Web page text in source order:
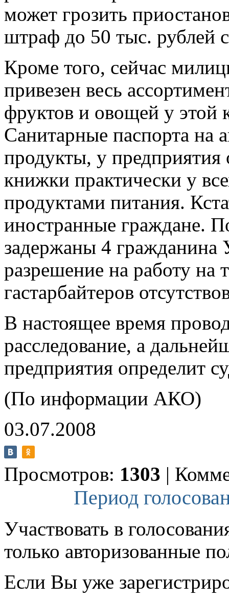
может грозить
штраф до 50 тыс. рублей
Кроме того, сейчас
привезен весь
фруктов и овощей у этой
Санитарные паспорта на
продукты, у предприятия
книжки практически у
продуктами питания.
иностранные граждане.
задержаны 4 гражданина
разрешение на работу на
гастарбайтеров
В настоящее время
расследование, а
предприятия определит
(По информации АКО)
03.07.2008
Просмотров: 1303 |
Период
Участвовать в
только авторизованные
Если Вы уже